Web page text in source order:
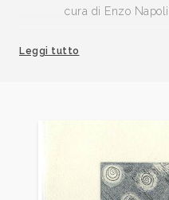
cura di Enzo
2009
Incisione al
L’incisione
Vetrina incisa:
Leggi tutto